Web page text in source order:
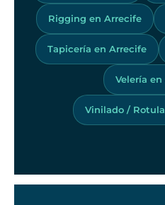
Rigging en Arrecife
Tapicería en Arrecife
Velería
Vinilado /